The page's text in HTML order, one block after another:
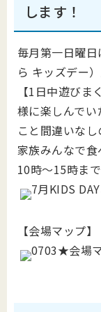
します！
毎月第一日曜
ら キッズデー
【1日中遊び
様に楽しんで
こと間違いな
家族みんなで食
10時～15時ま
【会場マップ】